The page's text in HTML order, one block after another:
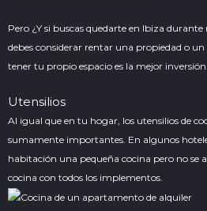
Pero ¿Y si buscas quedarte en Ibiza durante
debes considerar rentar una propiedad o
tener tu propio espacio es la mejor inversión.
Utensilios
Al igual que en tu hogar, los utensilios de
sumamente importantes. En algunos
habitación una pequeña cocina pero no se
cocina con todos los implementos.